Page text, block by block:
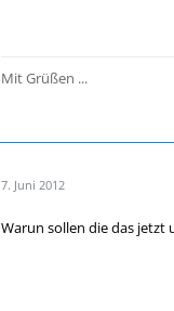
Mit Grüßen ...
7. Juni 2012
Warun sollen die das jetzt